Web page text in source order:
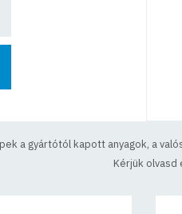
a gyártótól kapott anyagok, a
Kérjük olvasd